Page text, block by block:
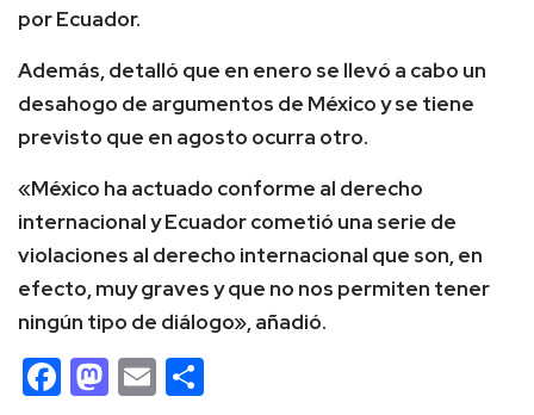
por Ecuador.
Además, detalló que en enero se llevó a cabo un
desahogo de argumentos de México y se tiene
previsto que en agosto ocurra otro.
«México ha actuado conforme al derecho
internacional y Ecuador cometió una serie de
violaciones al derecho internacional que son, en
efecto, muy graves y que no nos permiten tener
ningún tipo de diálogo», añadió.
Facebook
Mastodon
Email